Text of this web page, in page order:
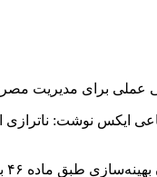
ایکس نوشت: ناترازی
عملی برای مدیریت مصرف، رفع